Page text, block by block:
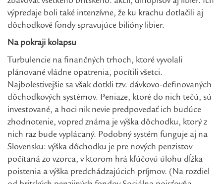
výpredaje boli také intenzívne, že ku krachu dotlačili aj
dôchodkové fondy spravujúce bilióny libier.
Na pokraji kolapsu
Turbulencie na finančných trhoch, ktoré vyvolali
plánované vládne opatrenia, pocítili všetci.
Najbolestivejšie sa však dotkli tzv. dávkovo-definovaných
dôchodkových systémov. Peniaze, ktoré do nich tečú, sú
investované, a hoci nik nevie predpovedať ich budúce
zhodnotenie, vopred známa je výška dôchodku, ktorý z
nich raz bude vyplácaný. Podobný systém funguje aj na
Slovensku: výška dôchodku je pre nových penzistov
počítaná zo vzorca, v ktorom hrá kľúčovú úlohu dĺžka
poistenia a výška predchádzajúcich príjmov. (Na rozdiel